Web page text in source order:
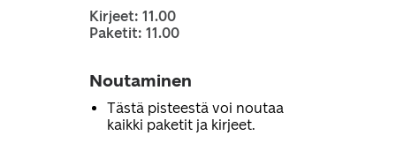
Kirjeet: 11.00
Paketit: 11.00
Noutaminen
Tästä pisteestä voi noutaa
kaikki paketit ja kirjeet.